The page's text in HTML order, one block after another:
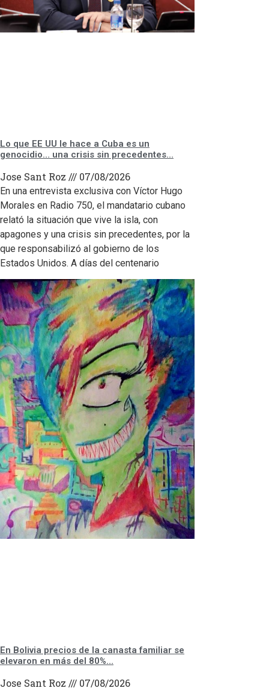
Lo que EE UU le hace a Cuba es un
genocidio… una crisis sin precedentes…
Jose Sant Roz 07/08/2026
En una entrevista exclusiva con Víctor Hugo
Morales en Radio 750, el mandatario cubano
relató la situación que vive la isla, con
apagones y una crisis sin precedentes, por la
que responsabilizó al gobierno de los
Estados Unidos. A días del centenario
En Bolivia precios de la canasta familiar se
elevaron en más del 80%…
Jose Sant Roz 07/08/2026